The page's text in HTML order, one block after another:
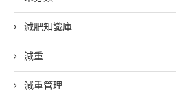
減肥知識庫
減重
減重管理